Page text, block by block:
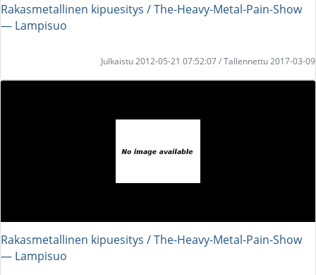
Rakasmetallinen kipuesitys / The-Heavy-Metal-Pain-Show
― Lampisuo
Julkaistu 2012-05-21 07:52:07 / Tallennettu 2017-03-09
Rakasmetallinen kipuesitys / The-Heavy-Metal-Pain-Show
― Lampisuo